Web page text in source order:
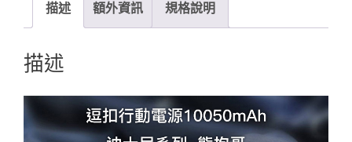
描述 額外資訊 規格說明
描述